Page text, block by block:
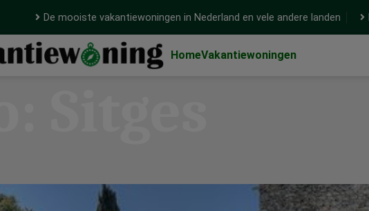
De mooiste vakantiewoningen in Nederland en vele andere landen
HomeVakantiewoningen